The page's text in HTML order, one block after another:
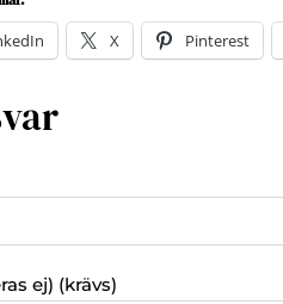
X Pinterest
ej) (krävs)